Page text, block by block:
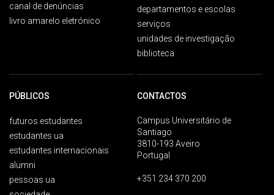
canal de denúncias
livro amarelo eletrónico
departamentos e escolas
serviços
unidades de investigação
biblioteca
PÚBLICOS
futuros estudantes
estudantes ua
estudantes internacionais
alumni
pessoas ua
CONTACTOS
Campus Universitário de
Santiago
3810-193 Aveiro
Portugal
+351 234 370 200